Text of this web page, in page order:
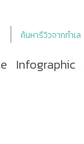
ค้นหารีวิวจากทำเล
Infographic